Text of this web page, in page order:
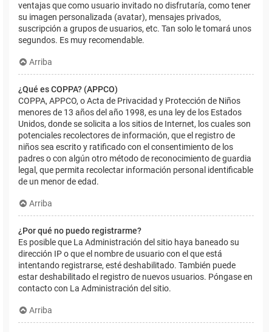
ventajas que como usuario invitado no disfrutaría, como tener
su imagen personalizada (avatar), mensajes privados,
suscripción a grupos de usuarios, etc. Tan solo le tomará unos
segundos. Es muy recomendable.
Arriba
¿Qué es COPPA? (APPCO)
COPPA, APPCO, o Acta de Privacidad y Protección de Niños
menores de 13 años del año 1998, es una ley de los Estados
Unidos, donde se solicita a los sitios de Internet, los cuales son
potenciales recolectores de información, que el registro de
niños sea escrito y ratificado con el consentimiento de los
padres o con algún otro método de reconocimiento de guardia
legal, que permita recolectar información personal identificable
de un menor de edad.
Arriba
¿Por qué no puedo registrarme?
Es posible que La Administración del sitio haya baneado su
dirección IP o que el nombre de usuario con el que está
intentando registrarse, esté deshabilitado. También puede
estar deshabilitado el registro de nuevos usuarios. Póngase en
contacto con La Administración del sitio.
Arriba